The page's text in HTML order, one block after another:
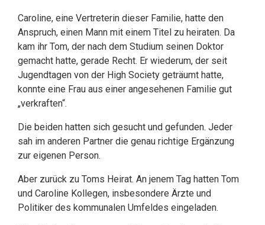
Caroline, eine Vertreterin dieser Familie, hatte den
Anspruch, einen Mann mit einem Titel zu heiraten. Da
kam ihr Tom, der nach dem Studium seinen Doktor
gemacht hatte, gerade Recht. Er wiederum, der seit
Jugendtagen von der High Society geträumt hatte,
konnte eine Frau aus einer angesehenen Familie gut
„verkraften“.
Die beiden hatten sich gesucht und gefunden. Jeder
sah im anderen Partner die genau richtige Ergänzung
zur eigenen Person.
Aber zurück zu Toms Heirat. An jenem Tag hatten Tom
und Caroline Kollegen, insbesondere Ärzte und
Politiker des kommunalen Umfeldes eingeladen.